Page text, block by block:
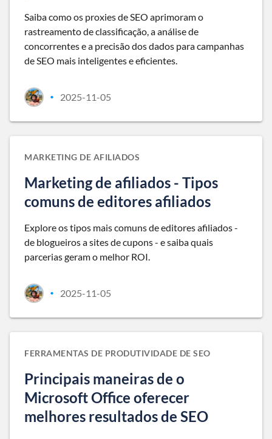
Saiba como os proxies de SEO aprimoram o
rastreamento de classificação, a análise de
concorrentes e a precisão dos dados para campanhas
de SEO mais inteligentes e eficientes.
• 2025-11-05
MARKETING DE AFILIADOS
Marketing de afiliados - Tipos
comuns de editores afiliados
Explore os tipos mais comuns de editores afiliados -
de blogueiros a sites de cupons - e saiba quais
parcerias geram o melhor ROI.
• 2025-11-05
FERRAMENTAS DE PRODUTIVIDADE DE SEO
Principais maneiras de o
Microsoft Office oferecer
melhores resultados de SEO